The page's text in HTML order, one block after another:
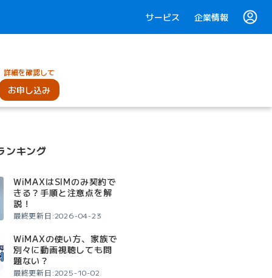
サービス 企業情報
詳細を確認して
お申し込み
ンキング
WiMAXはSIMのみ契約で
きる？手順と注意点を解
説！
最終更新日:2026-04-23
WiMAXの使い方、家族で
別々に動画視聴しても問
題ない？
最終更新日:2025-10-02